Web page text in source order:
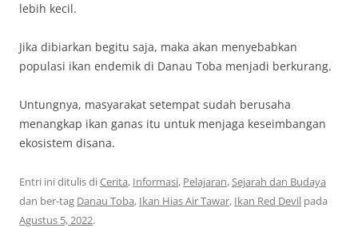
lebih kecil.
Jika dibiarkan begitu saja, maka akan menyebabkan
populasi ikan endemik di Danau Toba menjadi berkurang.
Untungnya, masyarakat setempat sudah berusaha
menangkap ikan ganas itu untuk menjaga keseimbangan
ekosistem disana.
Entri ini ditulis diCerita, Informasi, Pelajaran,Sejarah dan Budaya
dan ber-tag Danau Toba, Ikan Hias Air Tawar, Ikan Red Devil pada
Agustus 5, 2022.